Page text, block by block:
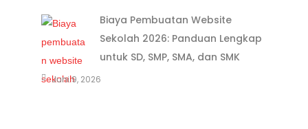
Biaya Pembuatan Website
Sekolah 2026: Panduan Lengkap
untuk SD, SMP, SMA, dan SMK
Juni 9, 2026